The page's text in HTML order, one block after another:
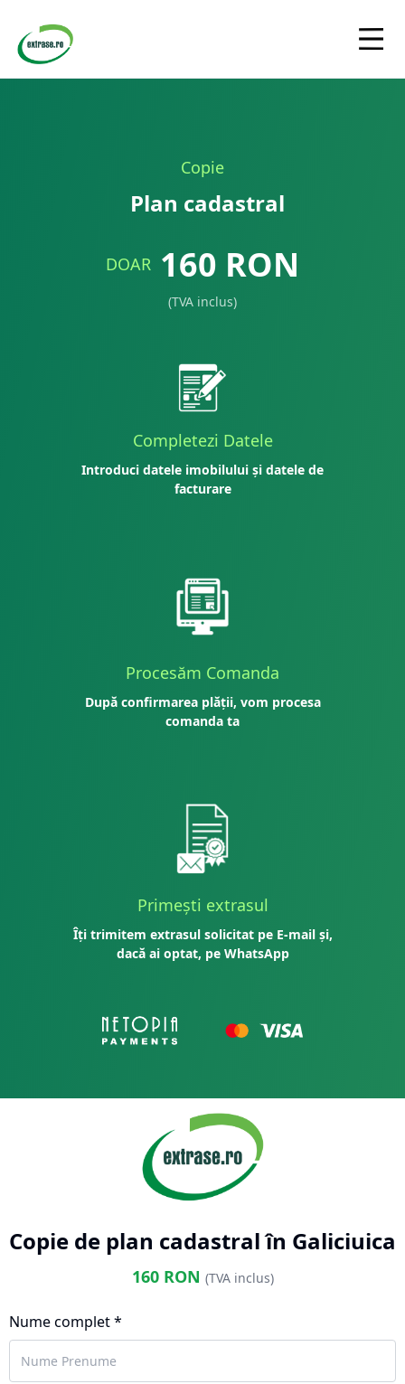
Copie
Plan cadastral
DOAR 160 RON
(TVA inclus)
Completezi Datele
Introduci datele imobilului și datele de
facturare
Procesăm Comanda
După confirmarea plății, vom procesa
comanda ta
Primești extrasul
Îți trimitem extrasul solicitat pe E-mail și,
dacă ai optat, pe WhatsApp
Copie de plan cadastral în Galiciuica
160RON (TVA inclus)
Nume complet *